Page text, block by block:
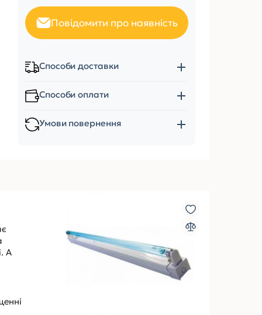
Повідомити про наявність
Способи доставки
Способи оплати
Умови повернення
А